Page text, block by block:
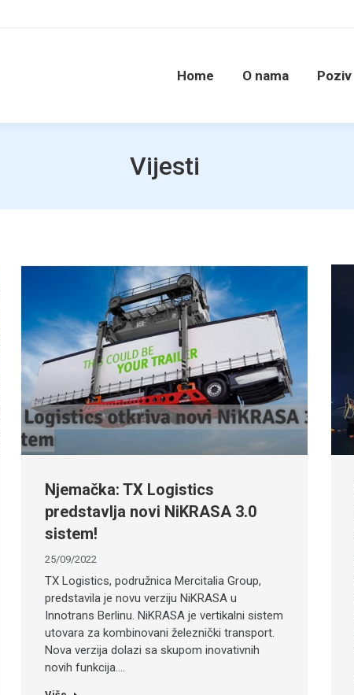
Home O nama Poziv
Vijesti
Njemačka: TX Logistics
predstavlja novi NiKRASA 3.0
sistem!
25/09/2022
TX Logistics, podružnica Mercitalia Group,
predstavila je novu verziju NiKRASA u
Innotrans Berlinu. NiKRASA je vertikalni sistem
utovara za kombinovani železnički transport.
Nova verzija dolazi sa skupom inovativnih
novih funkcija.…